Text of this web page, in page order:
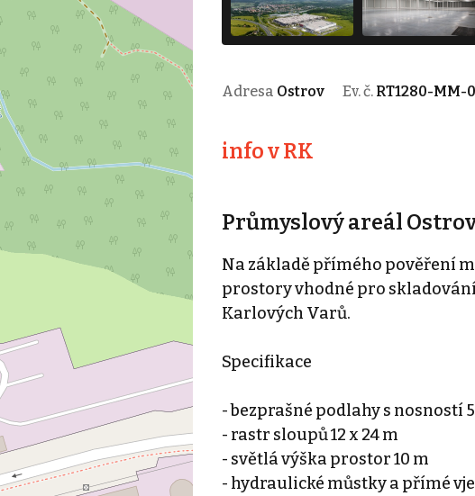
Adresa Ostrov Ev. č. RT1280-MM-
info v RK
Průmyslový areál
Na základě přímého pověření
prostory vhodné pro
Karlových Varů.
Specifikace
- bezprašné podlahy s nosností
- rastr sloupů 12 x 24 m
- světlá výška prostor 10 m
- hydraulické můstky a přímé